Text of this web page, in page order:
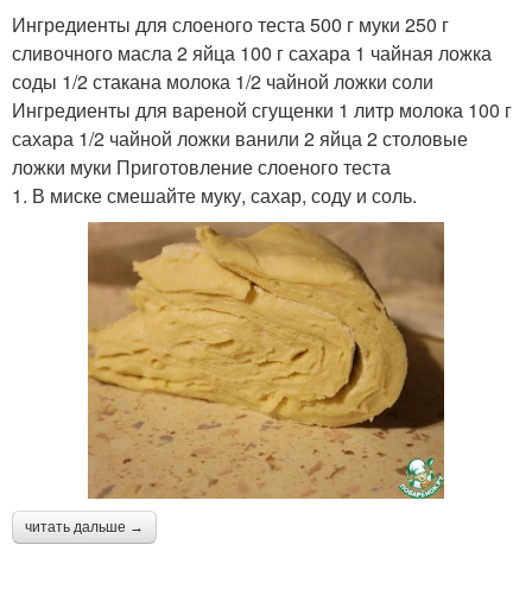
Ингредиенты для слоеного теста 500 г муки 250 г
сливочного масла 2 яйца 100 г сахара 1 чайная ложка
соды 1/2 стакана молока 1/2 чайной ложки соли
Ингредиенты для вареной сгущенки 1 литр молока 100 г
сахара 1/2 чайной ложки ванили 2 яйца 2 столовые
ложки муки Приготовление слоеного теста
1. В миске смешайте муку, сахар, соду и соль.
читать дальше →